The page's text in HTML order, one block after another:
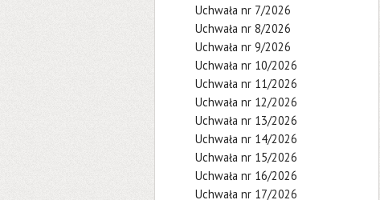
Uchwała nr 7/2026
Uchwała nr 8/2026
Uchwała nr 9/2026
Uchwała nr 10/2026
Uchwała nr 11/2026
Uchwała nr 12/2026
Uchwała nr 13/2026
Uchwała nr 14/2026
Uchwała nr 15/2026
Uchwała nr 16/2026
Uchwała nr 17/2026